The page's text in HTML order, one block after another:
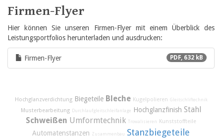
Firmen-Flyer
Hier können Sie unseren Firmen-Flyer mit einem Überblick des
Leistungsportfolios herunterladen und ausdrucken:
Firmen-Flyer PDF, 632 kB
Hochglanzverdichtung Biegeteile Bleche Kugelpolieren Gleitschliftechnik
Musterbearbeitung Durchlaufgleitschleifanlage Hochglanzfinish Stahl
Schweißen Umformtechnik Trowalisieren Kunststoffteile
Automatenstanzen Zusammenbau Stanzbiegeteile